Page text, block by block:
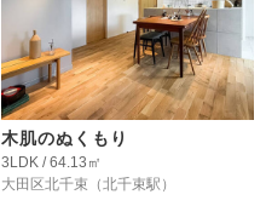
木肌のぬくもり
3LDK / 64.13㎡
大田区北千束 （北千束駅）